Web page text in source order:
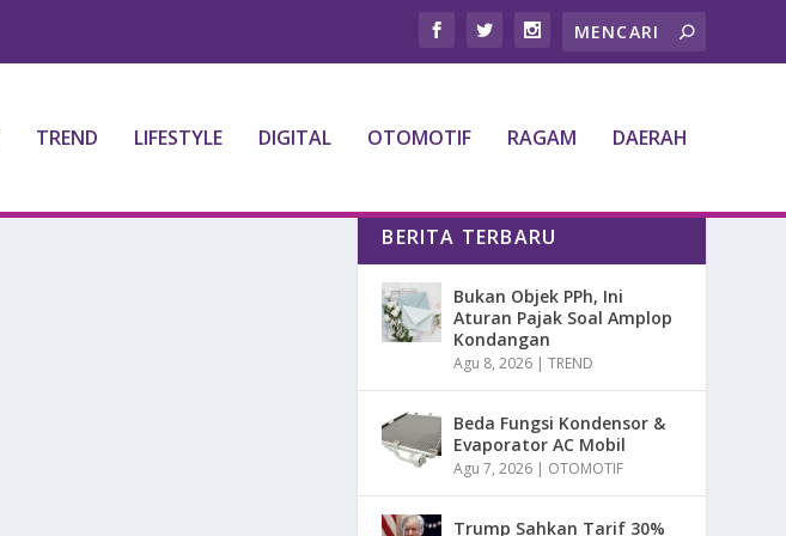
TREND LIFESTYLE DIGITAL OTOMOTIF RAGAM DAERAH
BERITA TERBARU
Bukan Objek PPh, Ini
Aturan Pajak Soal Amplop
Kondangan
Agu 8, 2026 |TREND
Beda Fungsi Kondensor &
Evaporator AC Mobil
Agu 7, 2026 | OTOMOTIF
Trump Sahkan Tarif 30%